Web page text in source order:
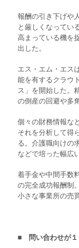
報酬の引き下げや
と厳しくなってい
高まっている機を
出した。
エス・エム・エス
能を有するクラウ
ス」を開始した。
の倒産の回避や多
個々の財務情報な
それを分析して得
る。介護職向けの
などで培った幅広
着手金や中間手数
の完全成功報酬制
小さな事業所の売
■ 問い合わせが１